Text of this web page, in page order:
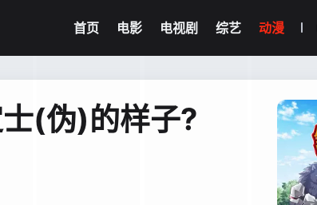
首页 电影 电视剧 综艺 动漫
(伪)的样子?